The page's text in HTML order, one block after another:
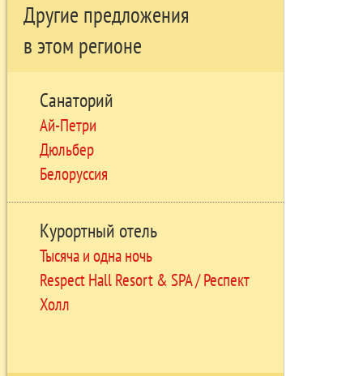
Другие предложения
в этом регионе
Санаторий
Ай-Петри
Дюльбер
Белоруссия
Курортный отель
Тысяча и одна ночь
Respect Hall Resort & SPA / Респект
Холл